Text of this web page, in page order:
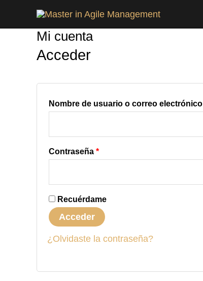
Mi cuenta
Acceder
Nombre de usuario o correo electrónico
Contraseña *
Recuérdame
Acceder
¿Olvidaste la contraseña?